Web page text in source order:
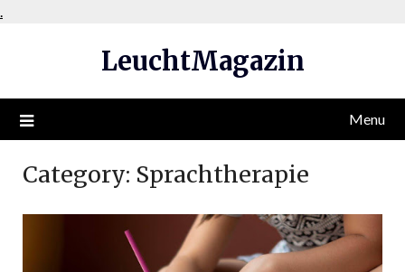
.
LeuchtMagazin
Menu
Category: Sprachtherapie